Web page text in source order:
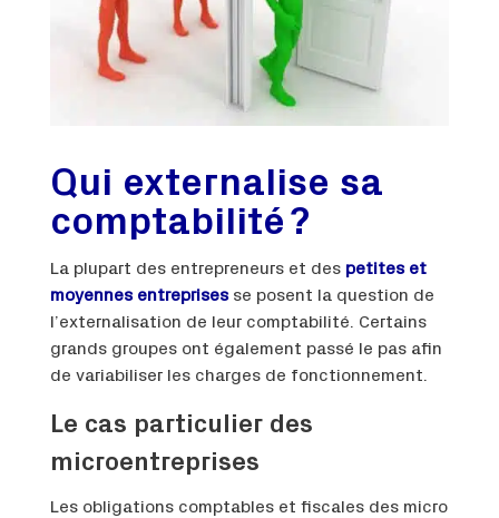
Qui externalise sa
comptabilité ?
La plupart des entrepreneurs et des petites et
moyennes entreprisesse posent la question de
l’externalisation de leur comptabilité. Certains
grands groupes ont également passé le pas afin
de variabiliser les charges de fonctionnement.
Le cas particulier des
microentreprises
Les obligations comptables et fiscales des micro